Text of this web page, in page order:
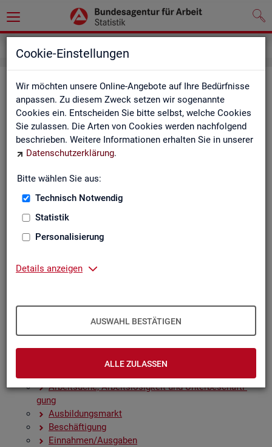
Cookie-Einstellungen
Wir möchten unsere Online-Angebote auf Ihre Bedürfnisse
anpassen. Zu diesem Zweck setzen wir sogenannte
Cookies ein. Entscheiden Sie bitte selbst, welche Cookies
Sie zulassen. Die Arten von Cookies werden nachfolgend
beschrieben. Weitere Informationen erhalten Sie in unserer
Datenschutzerklärung.
Bitte wählen Sie aus:
Technisch Notwendig
Statistik
Personalisierung
Details anzeigen
AUSWAHL BESTÄTIGEN
ALLE ZULASSEN
In­halts­ver­zeich­nis
Sta­tis­ti­ken
Rund­schau Ar­beits­markt
Mo­nats­be­richt
Eck­wer­te des Ar­beits­mark­tes und der Grund­si­che­
rung
Eck­wer­te Ar­beits­markt
Ar­beits­markt in Deutsch­land
Zah­len, Daten, Fak­ten - Struk­tur­da­ten und -in­di­ka­to­
Früh­in­di­ka­to­ren für den Ar­beits­markt
Sai­son­be­rei­nig­te Zeit­rei­hen
Ar­beit­su­che, Ar­beits­lo­sig­keit und Un­ter­be­schäf­ti­
gung
Aus­bil­dungs­markt
Be­schäf­ti­gung
Ein­nah­men/Aus­ga­ben